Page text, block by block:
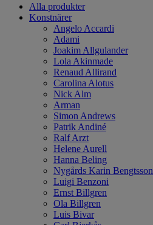
Alla produkter
Konstnärer
Angelo Accardi
Adami
Joakim Allgulander
Lola Akinmade
Renaud Allirand
Carolina Alotus
Nick Alm
Arman
Simon Andrews
Patrik Andiné
Ralf Arzt
Helene Aurell
Hanna Beling
Nygårds Karin Bengtsson
Luigi Benzoni
Ernst Billgren
Ola Billgren
Luis Bivar